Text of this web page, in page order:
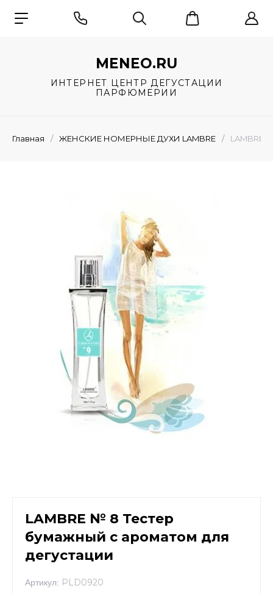
MENEO.RU
ИНТЕРНЕТ ЦЕНТР ДЕГУСТАЦИИ
ПАРФЮМЕРИИ
Главная / ЖЕНСКИЕ НОМЕРНЫЕ ДУХИ LAMBRE / LAMBRE
LAMBRE № 8 Тестер
бумажный с ароматом для
дегустации
Артикул: PLD0920